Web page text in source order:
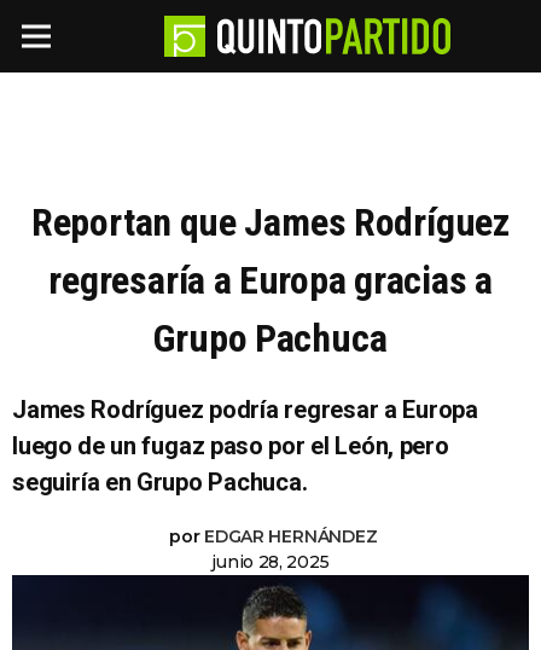
Reportan que James Rodríguez
regresaría a Europa gracias a
Grupo Pachuca
James Rodríguez podría regresar a Europa
luego de un fugaz paso por el León, pero
seguiría en Grupo Pachuca.
por EDGAR HERNÁNDEZ
junio 28, 2025